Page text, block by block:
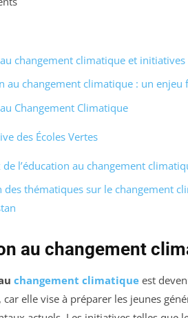
changement climatique et
au changement climatique : un enjeu
Changement Climatique
des Écoles Vertes
de l’éducation au changement
des thématiques sur le changement
au changement
changement climatique est
elle vise à préparer les jeunes